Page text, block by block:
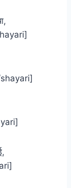
shayari]